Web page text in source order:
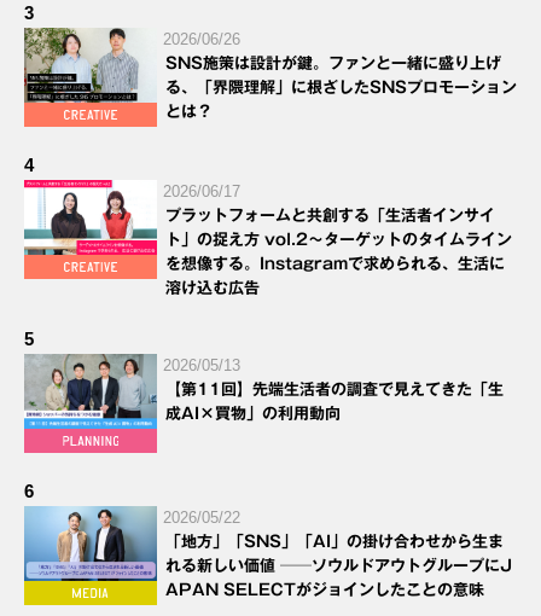
3
2026/06/26
SNS施策は設計が鍵。ファンと一緒に盛り上げ
る、「界隈理解」に根ざしたSNSプロモーション
とは？
4
2026/06/17
プラットフォームと共創する「生活者インサイ
ト」の捉え方 vol.2～ターゲットのタイムライン
を想像する。Instagramで求められる、生活に
溶け込む広告
5
2026/05/13
【第11回】先端生活者の調査で見えてきた「生
成AI×買物」の利用動向
6
2026/05/22
「地方」「SNS」「AI」の掛け合わせから生ま
れる新しい価値 ──ソウルドアウトグループにJ
APAN SELECTがジョインしたことの意味